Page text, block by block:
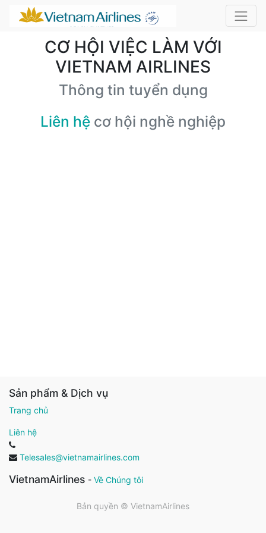
CƠ HỘI VIỆC LÀM VỚI
VIETNAM AIRLINES
Thông tin tuyển dụng
Liên hệ cơ hội nghề nghiệp
Sản phẩm & Dịch vụ
Trang chủ
Liên hệ
Telesales@vietnamairlines.com
VietnamAirlines - Về Chúng tôi
Bản quyền © VietnamAirlines